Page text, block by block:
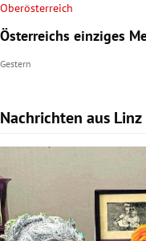
Oberösterreich
Österreichs einziges
Gestern
Nachrichten aus Linz
Slide 1 von 9